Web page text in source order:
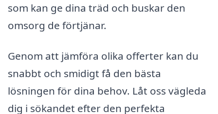
som kan ge dina träd och buskar den
omsorg de förtjänar.
Genom att jämföra olika offerter kan du
snabbt och smidigt få den bästa
lösningen för dina behov. Låt oss vägleda
dig i sökandet efter den perfekta